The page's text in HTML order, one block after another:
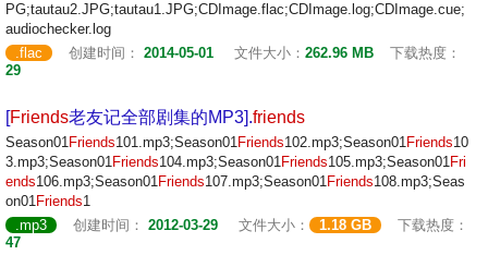
PG;tautau2.JPG;tautau1.JPG;CDImage.flac;CDImage.log;CDImage.cue;
audiochecker.log
.flac
创建时间： 2014-05-01 文件大小： 262.96 MB
下载热度：
29
[Friends老友记全部剧集的MP3].friends
Season01Friends101.mp3;Season01Friends102.mp3;Season01Friends10
3.mp3;Season01Friends104.mp3;Season01Friends105.mp3;Season01Fri
ends106.mp3;Season01Friends107.mp3;Season01Friends108.mp3;Seas
on01Friends1
.mp3
创建时间： 2012-03-29 文件大小： 1.18 GB
下载热度：
47